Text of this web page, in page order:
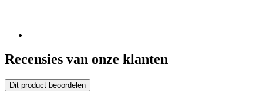
Recensies van onze klanten
Dit product beoordelen